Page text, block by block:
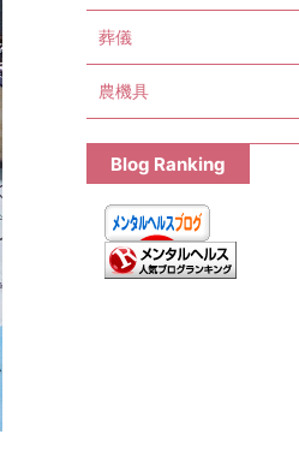
葬儀
農機具
Blog Ranking